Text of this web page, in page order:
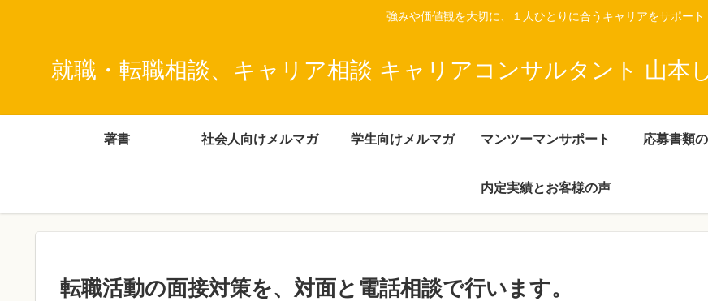
強みや価値観を大切に、１人ひとりに合うキャリアをサポート
就職・転職相談、キャリア相談 キャリアコンサルタント 山本
著書 社会人向けメルマガ 学生向けメルマガ マンツーマンサポート 応募書類
内定実績とお客様の声
転職活動の面接対策を、対面と電話相談で行います。